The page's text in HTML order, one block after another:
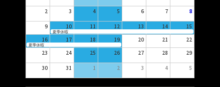
2 3 4 5 6 7 8
9 10 11 12 13 14 15
夏季休暇
16 17 18 19 20 21 22
夏季休暇
23 24 25 26 27 28 29
30 31 1 2 3 4 5